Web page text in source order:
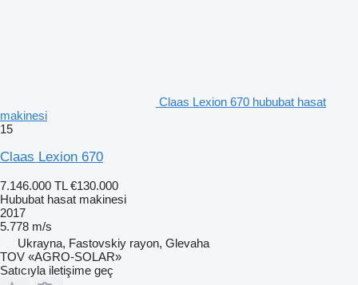
Claas Lexion 670 hububat hasat
makinesi
15
Claas Lexion 670
7.146.000 TL €130.000
Hububat hasat makinesi
2017
5.778 m/s
Ukrayna, Fastovskiy rayon, Glevaha
TOV «AGRO-SOLAR»
Satıcıyla iletişime geç